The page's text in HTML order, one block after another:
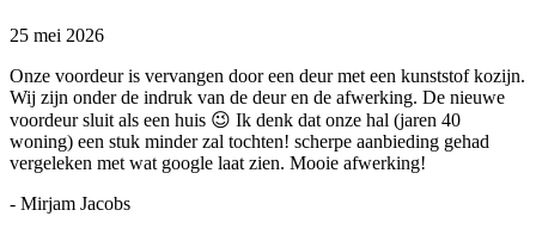
25 mei 2026
Onze voordeur is vervangen door een deur met een kunststof kozijn.
Wij zijn onder de indruk van de deur en de afwerking. De nieuwe
voordeur sluit als een huis 😉 Ik denk dat onze hal (jaren 40
woning) een stuk minder zal tochten! scherpe aanbieding gehad
vergeleken met wat google laat zien. Mooie afwerking!
- Mirjam Jacobs